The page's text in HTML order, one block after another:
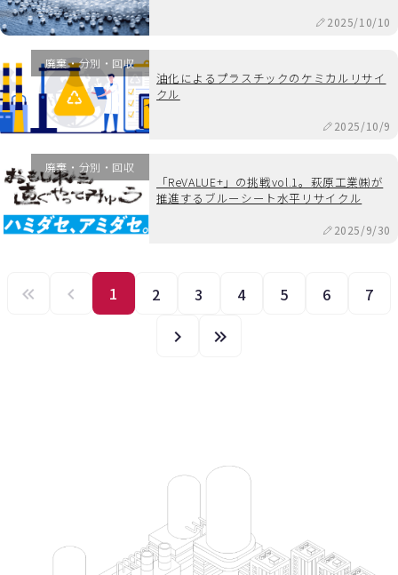
2025/10/10
廃棄・分別・回収
油化によるプラスチックのケミカルリサイ
クル
2025/10/9
廃棄・分別・回収
「ReVALUE+」の挑戦vol.1。萩原工業㈱が
推進するブルーシート水平リサイクル
2025/9/30
1 2 3 4 5 6 7